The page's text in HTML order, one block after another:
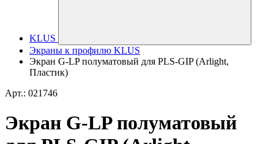
KLUS
Экраны к профилю KLUS
Экран G-LP полуматовый для PLS-GIP (Arlight,
Пластик)
Арт.: 021746
Экран G-LP полуматовый